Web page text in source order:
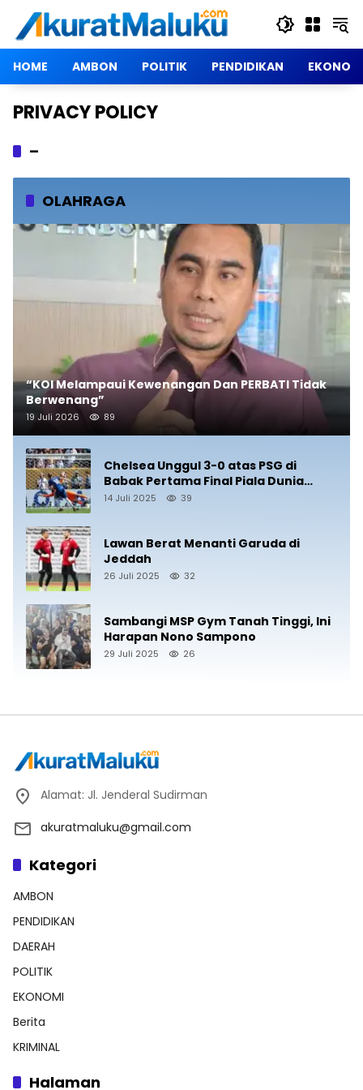
konten
HOME
AMBON POLITIK PENDIDIKAN
PRIVACY POLICY
–
OLAHRAGA
“KOI Melampaui Kewenangan Dan PERBATI Tidak
Berwenang”
19 Juli 2026 89
Chelsea Unggul 3-0 atas PSG di
Babak Pertama Final Piala Dunia
Antarklub 2025
14 Juli 2025 39
Lawan Berat Menanti Garuda di
Jeddah
26 Juli 2025 32
Sambangi MSP Gym Tanah Tinggi, Ini
Harapan Nono Sampono
29 Juli 2025 26
Alamat: Jl. Jenderal Sudirman
akuratmaluku@gmail.com
Kategori
AMBON
PENDIDIKAN
DAERAH
POLITIK
EKONOMI
Berita
KRIMINAL
Halaman